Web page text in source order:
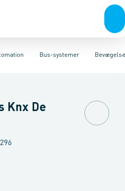
lampeudtagForgreningsmateriel
Bus-systemerog softstartere
Tilbehør til bussystem
Knx De